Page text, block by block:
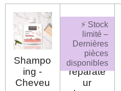
Shampo
ing -
Cheveu
⚡ Stock
limité –
Dernières
pièces
disponibles
Masque
réparate
ur